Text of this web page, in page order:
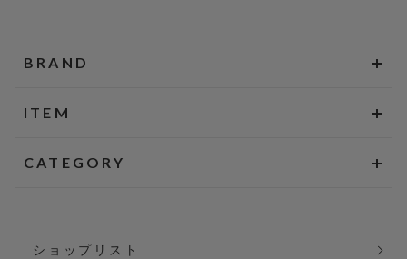
BRAND
ITEM
CATEGORY
ショップリスト